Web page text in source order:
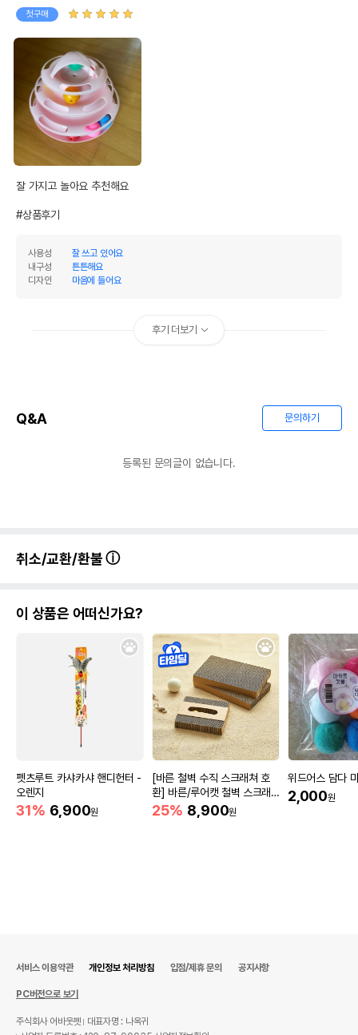
제조국 또는 원산지 중국
제조자,수입품의 경우
첫구매
잘 가지고 놀아요 추천해요
#상품후기
사용성
잘 쓰고 있어요
내구성
튼튼해요
디자인
마음에 들어요
후기 더보기
Q&A 문의하기
등록된 문의글이 없습니다.
취소/교환/환불
이 상품은 어떠신가요?
펫츠루트 카샤카샤 핸디헌터 -
오렌지
31% 6,900원
[바른 철벽 수직 스크래쳐 호
환] 바른/루어캣 철벽 스크래
쳐 리필
25% 8,900원
위드어스 담다
2,000원
서비스 이용약관 개인정보 처리방침 입점/제휴 문의 공지사항
PC버전으로 보기
주식회사 어바웃펫
대표자명 : 나옥귀